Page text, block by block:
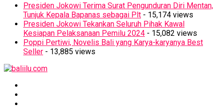
Presiden Jokowi Terima Surat Pengunduran Diri Mentan,
Tunjuk Kepala Bapanas sebagai Plt - 15,174 views
Presiden Jokowi Tekankan Seluruh Pihak Kawal
Kesiapan Pelaksanaan Pemilu 2024 - 15,082 views
Poppi Pertiwi, Novelis Bali yang Karya-karyanya Best
Seller - 13,885 views